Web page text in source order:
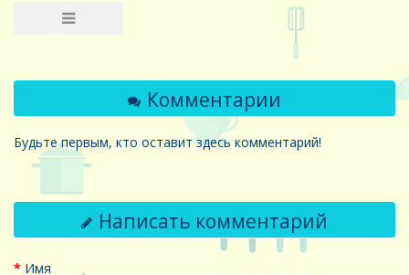
Комментарии
Будьте первым, кто оставит здесь комментарий!
Написать комментарий
Имя